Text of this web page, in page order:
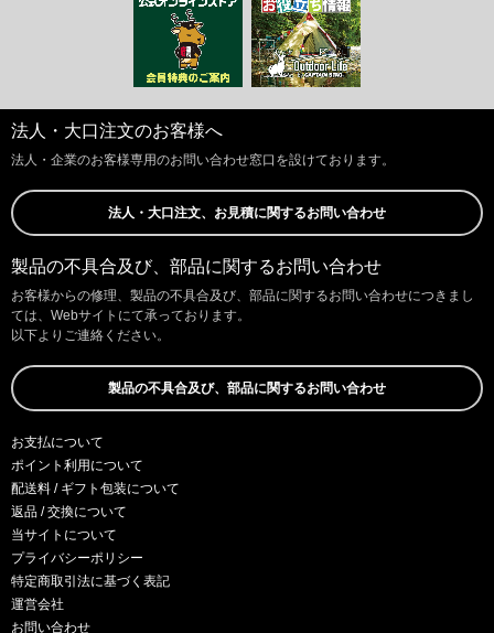
法人・大口注文のお客様へ
法人・企業のお客様専用のお問い合わせ窓口を設けております。
法人・大口注文、お見積に関するお問い合わせ
製品の不具合及び、部品に関するお問い合わせ
お客様からの修理、製品の不具合及び、部品に関するお問い合わせにつきまし
ては、Webサイトにて承っております。
以下よりご連絡ください。
製品の不具合及び、部品に関するお問い合わせ
お支払について
ポイント利用について
配送料 / ギフト包装について
返品 / 交換について
当サイトについて
プライバシーポリシー
特定商取引法に基づく表記
運営会社
お問い合わせ